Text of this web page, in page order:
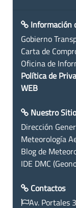
Información
Gobierno
Carta de
Oficina de
Política de
WEB
Nuestro
Dirección
Meteorología
Blog de
IDE DMC
Contactos
Av. Portales